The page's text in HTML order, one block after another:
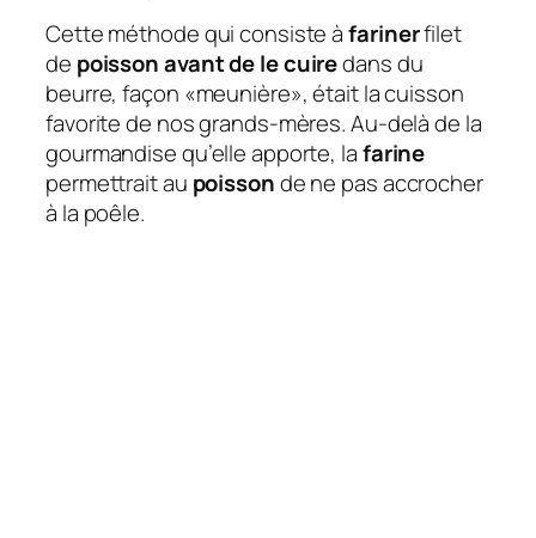
Cette méthode qui consiste àfarinerfilet
de poisson avant de le cuiredans du
beurre, façon «meunière», était la cuisson
favorite de nos grands-mères. Au-delà de la
gourmandise qu’elle apporte, lafarine
permettrait au poissonde ne pas accrocher
à la poêle.